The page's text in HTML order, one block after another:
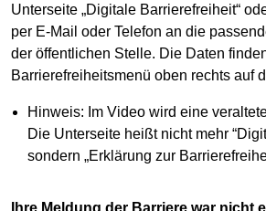
Unterseite „Digitale Barrierefreiheit“
per E-Mail oder Telefon an die
der öffentlichen Stelle. Die Daten
Barrierefreiheitsmenü oben rechts auf
Hinweis: Im Video wird eine
Die Unterseite heißt nicht mehr
sondern „Erklärung zur